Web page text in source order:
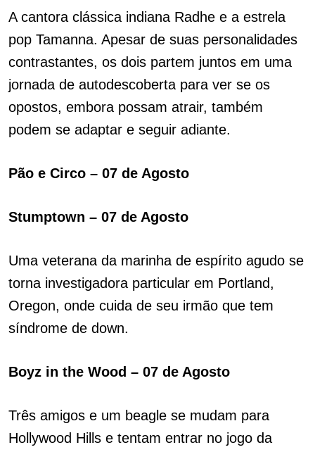
A cantora clássica indiana Radhe e a estrela
pop Tamanna. Apesar de suas personalidades
contrastantes, os dois partem juntos em uma
jornada de autodescoberta para ver se os
opostos, embora possam atrair, também
podem se adaptar e seguir adiante.
Pão e Circo – 07 de Agosto
Stumptown – 07 de Agosto
Uma veterana da marinha de espírito agudo se
torna investigadora particular em Portland,
Oregon, onde cuida de seu irmão que tem
síndrome de down.
Boyz in the Wood – 07 de Agosto
Três amigos e um beagle se mudam para
Hollywood Hills e tentam entrar no jogo da